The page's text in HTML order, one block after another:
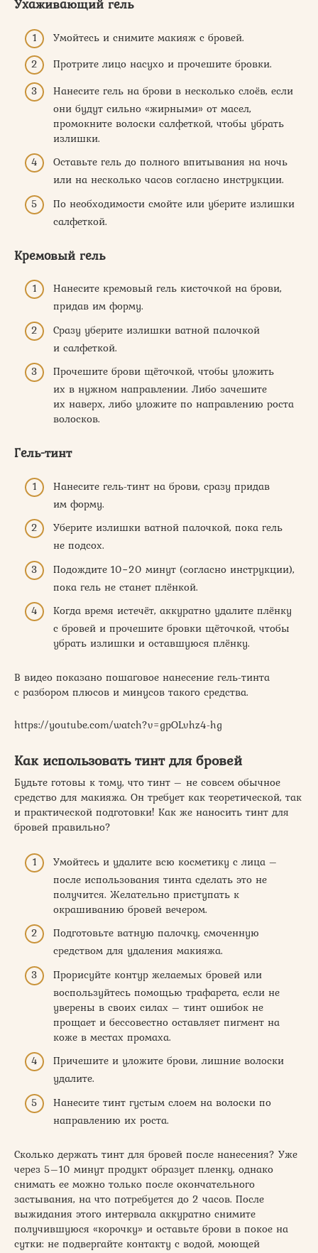
Ухаживающий гель
Умойтесь и снимите макияж с бровей.
Протрите лицо насухо и прочешите бровки.
Нанесите гель на брови в несколько слоёв, если
они будут сильно «жирными» от масел,
промокните волоски салфеткой, чтобы убрать
излишки.
Оставьте гель до полного впитывания на ночь
или на несколько часов согласно инструкции.
По необходимости смойте или уберите излишки
салфеткой.
Кремовый гель
Нанесите кремовый гель кисточкой на брови,
придав им форму.
Сразу уберите излишки ватной палочкой
и салфеткой.
Прочешите брови щёточкой, чтобы уложить
их в нужном направлении. Либо зачешите
их наверх, либо уложите по направлению роста
волосков.
Гель-тинт
Нанесите гель-тинт на брови, сразу придав
им форму.
Уберите излишки ватной палочкой, пока гель
не подсох.
Подождите 10−20 минут (согласно инструкции),
пока гель не станет плёнкой.
Когда время истечёт, аккуратно удалите плёнку
с бровей и прочешите бровки щёточкой, чтобы
убрать излишки и оставшуюся плёнку.
В видео показано пошаговое нанесение гель-тинта
с разбором плюсов и минусов такого средства.
https://youtube.com/watch?v=gpOLvhz4-hg
Как использовать тинт для бровей
Будьте готовы к тому, что тинт – не совсем обычное
средство для макияжа. Он требует как теоретической, так
и практической подготовки! Как же наносить тинт для
бровей правильно?
Умойтесь и удалите всю косметику с лица –
после использования тинта сделать это не
получится. Желательно приступать к
окрашиванию бровей вечером.
Подготовьте ватную палочку, смоченную
средством для удаления макияжа.
Прорисуйте контур желаемых бровей или
воспользуйтесь помощью трафарета, если не
уверены в своих силах – тинт ошибок не
прощает и бессовестно оставляет пигмент на
коже в местах промаха.
Причешите и уложите брови, лишние волоски
удалите.
Нанесите тинт густым слоем на волоски по
направлению их роста.
Сколько держать тинт для бровей после нанесения? Уже
через 5–10 минут продукт образует пленку, однако
снимать ее можно только после окончательного
застывания, на что потребуется до 2 часов. После
выжидания этого интервала аккуратно снимите
получившуюся «корочку» и оставьте брови в покое на
сутки: не подвергайте контакту с водой, моющей